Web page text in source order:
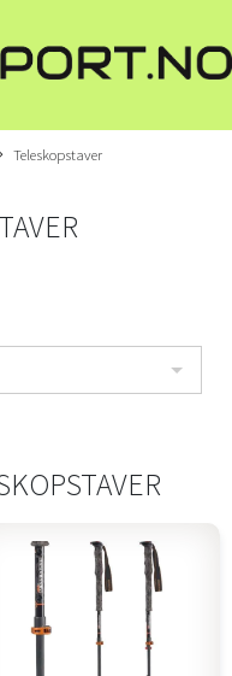
Teleskopstaver